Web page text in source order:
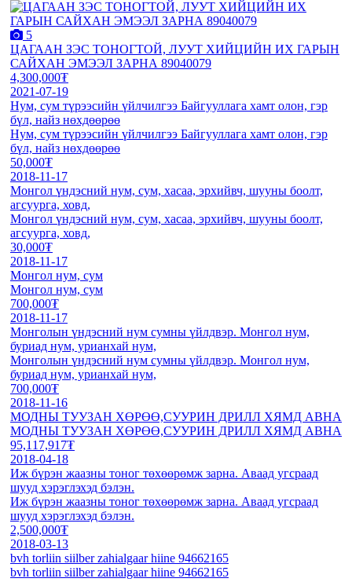
5
ЦАГААН ЗЭС ТОНОГТОЙ, ЛУУТ ХИЙЦИЙН ИХ ГАРЫН
САЙХАН ЭМЭЭЛ ЗАРНА 89040079
4,300,000₮
2021-07-19
Нум, сум түрээсийн үйлчилгээ Байгууллага хамт олон, гэр
бүл, найз нөхдөөрөө
Нум, сум түрээсийн үйлчилгээ Байгууллага хамт олон, гэр
бүл, найз нөхдөөрөө
50,000₮
2018-11-17
Монгол үндэсний нум, сум, хасаа, эрхийвч, шууны боолт,
агсуурга, ховд,
Монгол үндэсний нум, сум, хасаа, эрхийвч, шууны боолт,
агсуурга, ховд,
30,000₮
2018-11-17
Монгол нум, сум
Монгол нум, сум
700,000₮
2018-11-17
Монголын үндэсний нум сумны үйлдвэр. Монгол нум,
буриад нум, урианхай нум,
Монголын үндэсний нум сумны үйлдвэр. Монгол нум,
буриад нум, урианхай нум,
700,000₮
2018-11-16
МОДНЫ ТУУЗАН ХӨРӨӨ,СУУРИН ДРИЛЛ ХЯМД АВНА
МОДНЫ ТУУЗАН ХӨРӨӨ,СУУРИН ДРИЛЛ ХЯМД АВНА
95,117,917₮
2018-04-18
Иж бүрэн жаазны тоног төхөөрөмж зарна. Аваад угсраад
шууд хэрэглэхэд бэлэн.
Иж бүрэн жаазны тоног төхөөрөмж зарна. Аваад угсраад
шууд хэрэглэхэд бэлэн.
2,500,000₮
2018-03-13
bvh torliin siilber zahialgaar hiine 94662165
bvh torliin siilber zahialgaar hiine 94662165